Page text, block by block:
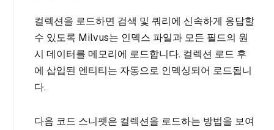
컬렉션을 로드하면 검색 및 쿼리에 신속하게 응답할
수 있도록 Milvus는 인덱스 파일과 모든 필드의 원
시 데이터를 메모리에 로드합니다. 컬렉션 로드 후
에 삽입된 엔티티는 자동으로 인덱싱되어 로드됩니
다.
다음 코드 스니펫은 컬렉션을 로드하는 방법을 보여